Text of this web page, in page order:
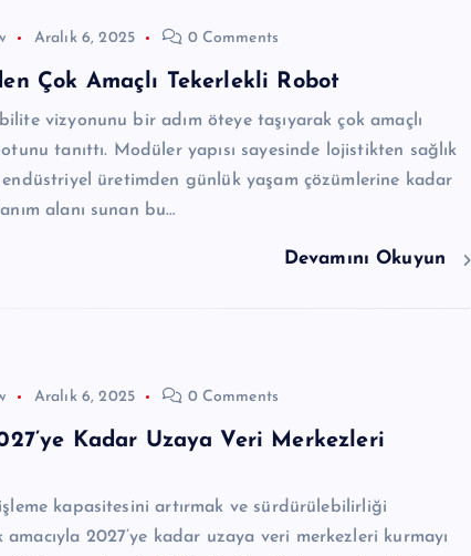
Aralık 6, 2025 0 Comments
Çok Amaçlı Tekerlekli Robot
vizyonunu bir adım öteye taşıyarak çok amaçlı
tanıttı. Modüler yapısı sayesinde lojistikten sağlık
üretimden günlük yaşam çözümlerine kadar
alanı sunan bu…
Devamını Okuyun
Aralık 6, 2025 0 Comments
Kadar Uzaya Veri Merkezleri
kapasitesini artırmak ve sürdürülebilirliği
2027’ye kadar uzaya veri merkezleri kurmayı